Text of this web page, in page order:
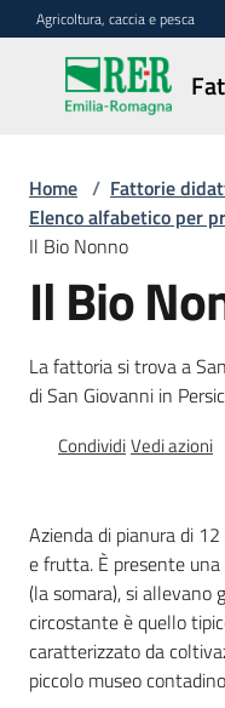
Vai al contenuto
Vai alla navigazione
Vai al footer
Agricoltura, caccia e pesca
Fattorie
Trova
sulla
Menu selezionato
necessari
Corsi
abilitanti
Agricoltura
in
cifre
Home / Fattorie
Elenco alfabetico per
Il Bio Nonno
Il Bio
La fattoria si trova a
di San Giovanni in
CondividiVedi azioni
Azienda di pianura di
e frutta. È presente
(la somara), si allevano
circostante è quello
caratterizzato da
piccolo museo